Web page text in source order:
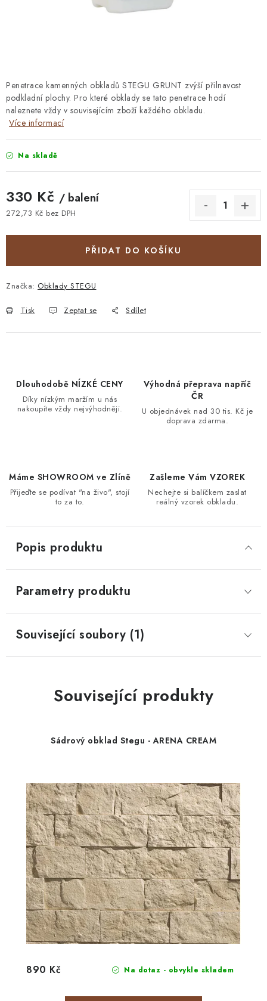
PRAKTICKÉ RADY
VZOREK
INSPIRACE
PROČ KOUPIT U NÁS?
VIRTUÁLNÍ PROHLÍDKA
OBCHODNÍ PODMÍNKY
Penetrace kamenných obkladů STEGU GRUNT zvýší přilnavost
podkladní plochy. Pro které obklady se tato penetrace hodí
naleznete vždy v souvisejícím zboží každého obkladu.
Více informací
Na skladě
330 Kč / balení
272,73 Kč bez DPH
PŘIDAT DO KOŠÍKU
Značka: Obklady STEGU
Tisk Zeptat se Sdílet
Dlouhodobě NÍZKÉ CENY
Díky nízkým maržím u nás
nakoupíte vždy nejvýhodněji.
Výhodná přeprava napříč
ČR
U objednávek nad 30 tis. Kč je
doprava zdarma.
Máme SHOWROOM ve Zlíně
Přijeďte se podívat "na živo", stojí
to za to.
Zašleme Vám VZOREK
Nechejte si balíčkem zaslat
reálný vzorek obkladu.
Popis produktu
Parametry produktu
Související soubory (1)
Související produkty
Sádrový obklad Stegu - ARENA CREAM
Na dotaz - obvykle skladem
890 Kč